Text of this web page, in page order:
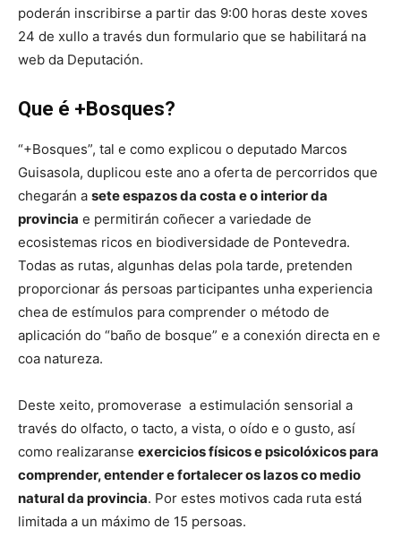
poderán inscribirse a partir das 9:00 horas deste xoves
24 de xullo a través dun formulario que se habilitará na
web da Deputación.
Que é +Bosques?
“+Bosques”, tal e como explicou o deputado Marcos
Guisasola, duplicou este ano a oferta de percorridos que
chegarán a sete espazos da costa e o interior da
provincia e permitirán coñecer a variedade de
ecosistemas ricos en biodiversidade de Pontevedra.
Todas as rutas, algunhas delas pola tarde, pretenden
proporcionar ás persoas participantes unha experiencia
chea de estímulos para comprender o método de
aplicación do “baño de bosque” e a conexión directa en e
coa natureza.
Deste xeito, promoverase a estimulación sensorial a
través do olfacto, o tacto, a vista, o oído e o gusto, así
como realizaranse exercicios físicos e psicolóxicos para
comprender, entender e fortalecer os lazos co medio
natural da provincia. Por estes motivos cada ruta está
limitada a un máximo de 15 persoas.